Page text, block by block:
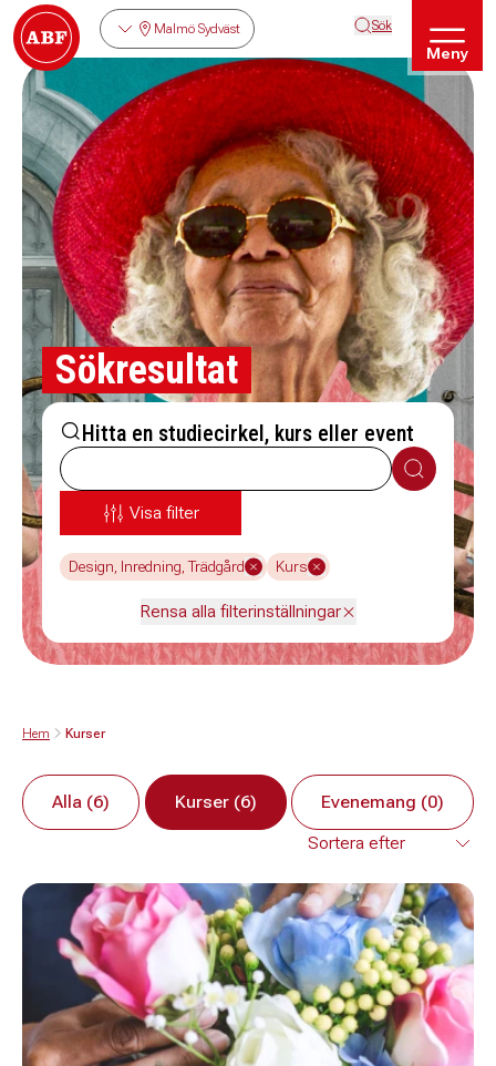
Malmö Sydväst Sök
Meny
Sökresultat
Hitta en studiecirkel, kurs eller event
Sök
Visa filter
Design, Inredning, Trädgård Kurs
Rensa alla filterinställningar
Hem Kurser
Alla (6) Kurser (6) Evenemang (0)